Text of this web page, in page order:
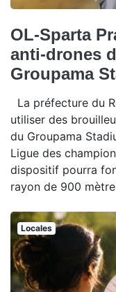
OL-Sparta
anti-drones
Groupama
La préfecture du
utiliser des
du Groupama
Ligue des
dispositif pourra
rayon de 900
Locales